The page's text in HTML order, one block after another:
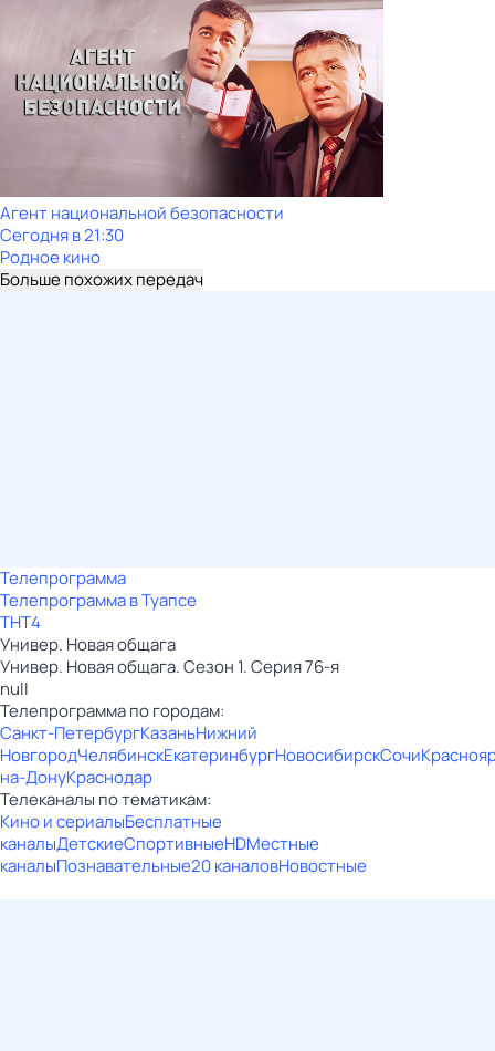
Агент национальной безопасности
Сегодня в 21:30
Родное кино
Больше похожих передач
Телепрограмма
Телепрограмма в Туапсе
ТНТ4
Универ. Новая общага
Универ. Новая общага. Сезон 1. Серия 76-я
null
Телепрограмма по городам:
Санкт-ПетербургКазаньНижний
НовгородЧелябинскЕкатеринбургНовосибирскСочи
на-ДонуКраснодар
Телеканалы по тематикам:
Кино и сериалыБесплатные
каналыДетскиеСпортивныеHDМестные
каналыПознавательные20 каналовНовостные